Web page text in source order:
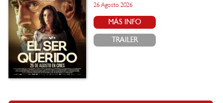
26 Agosto 2026
MÁS INFO
TRAILER